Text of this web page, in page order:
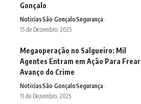
Gonçalo
NoticiasSão GonçaloSegurança
15 de Dezembro, 2025
Megaoperação no Salgueiro: Mil
Agentes Entram em Ação Para Frear
Avanço do Crime
NoticiasSão GonçaloSegurança
11 de Dezembro, 2025